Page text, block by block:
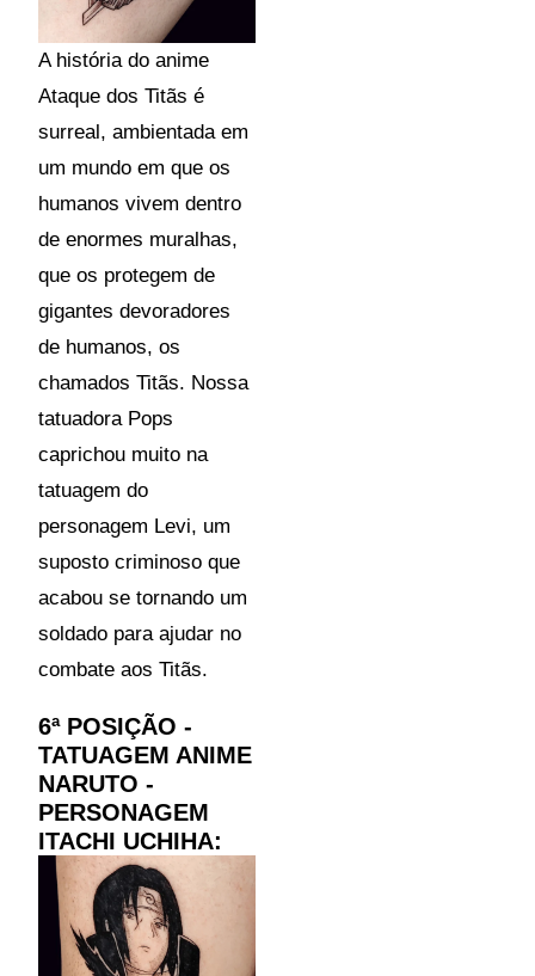
A história do anime
Ataque dos Titãs é
surreal, ambientada em
um mundo em que os
humanos vivem dentro
de enormes muralhas,
que os protegem de
gigantes devoradores
de humanos, os
chamados Titãs. Nossa
tatuadora Pops
caprichou muito na
tatuagem do
personagem Levi, um
suposto criminoso que
acabou se tornando um
soldado para ajudar no
combate aos Titãs.
6ª POSIÇÃO -
TATUAGEM ANIME
NARUTO -
PERSONAGEM
ITACHI UCHIHA: